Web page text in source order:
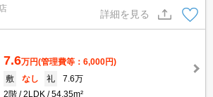
詳細を見る
7.6万円(管理費等：6,000円)
敷
なし 礼
7.6万
2階
2LDK 54.35m²